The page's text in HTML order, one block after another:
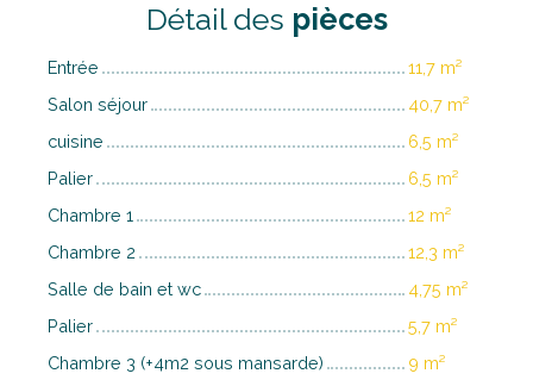
Détail des pièces
Entrée
11,7 m²
Salon séjour
40,7 m²
cuisine
6,5 m²
Palier
6,5 m²
Chambre 1
12 m²
Chambre 2
12,3 m²
Salle de bain et wc
4,75 m²
Palier
5,7 m²
Chambre 3 (+4m2 sous mansarde)
9 m²